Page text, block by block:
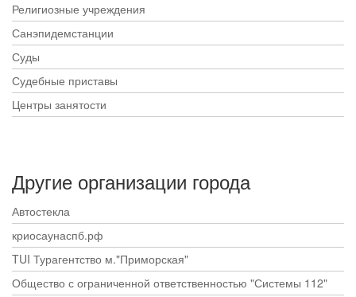
Религиозные учреждения
Санэпидемстанции
Суды
Судебные приставы
Центры занятости
Другие организации города
Автостекла
криосаунаспб.рф
TUI Турагентство м."Приморская"
Общество с ограниченной ответственностью "Системы 112"